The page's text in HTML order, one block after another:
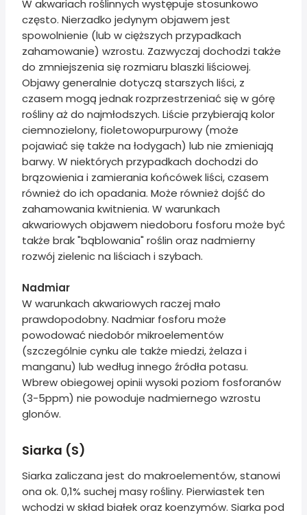
W akwariach roślinnych występuje stosunkowo
często. Nierzadko jedynym objawem jest
spowolnienie (lub w cięższych przypadkach
zahamowanie) wzrostu. Zazwyczaj dochodzi także
do zmniejszenia się rozmiaru blaszki liściowej.
Objawy generalnie dotyczą starszych liści, z
czasem mogą jednak rozprzestrzeniać się w górę
rośliny aż do najmłodszych. Liście przybierają kolor
ciemnozielony, fioletowopurpurowy (może
pojawiać się także na łodygach) lub nie zmieniają
barwy. W niektórych przypadkach dochodzi do
brązowienia i zamierania końcówek liści, czasem
również do ich opadania. Może również dojść do
zahamowania kwitnienia. W warunkach
akwariowych objawem niedoboru fosforu może być
także brak "bąblowania" roślin oraz nadmierny
rozwój zielenic na liściach i szybach.
Nadmiar
W warunkach akwariowych raczej mało
prawdopodobny. Nadmiar fosforu może
powodować niedobór mikroelementów
(szczególnie cynku ale także miedzi, żelaza i
manganu) lub według innego źródła potasu.
Wbrew obiegowej opinii wysoki poziom fosforanów
(3-5ppm) nie powoduje nadmiernego wzrostu
glonów.
Siarka (S)
Siarka zaliczana jest do makroelementów, stanowi
ona ok. 0,1% suchej masy rośliny. Pierwiastek ten
wchodzi w skład białek oraz koenzymów. Siarka pod